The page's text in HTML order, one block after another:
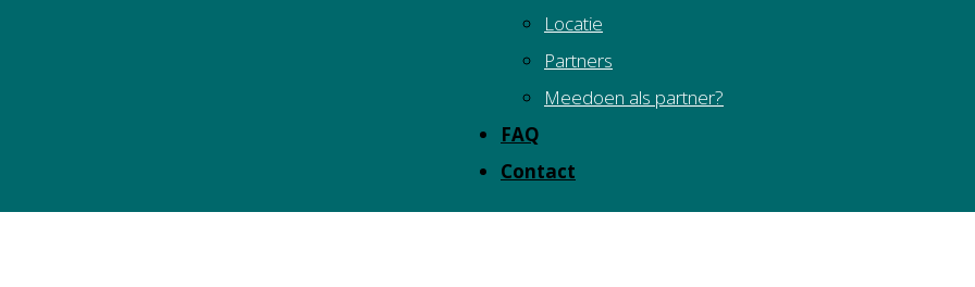
Locatie
Partners
Meedoen als partner?
FAQ
Contact